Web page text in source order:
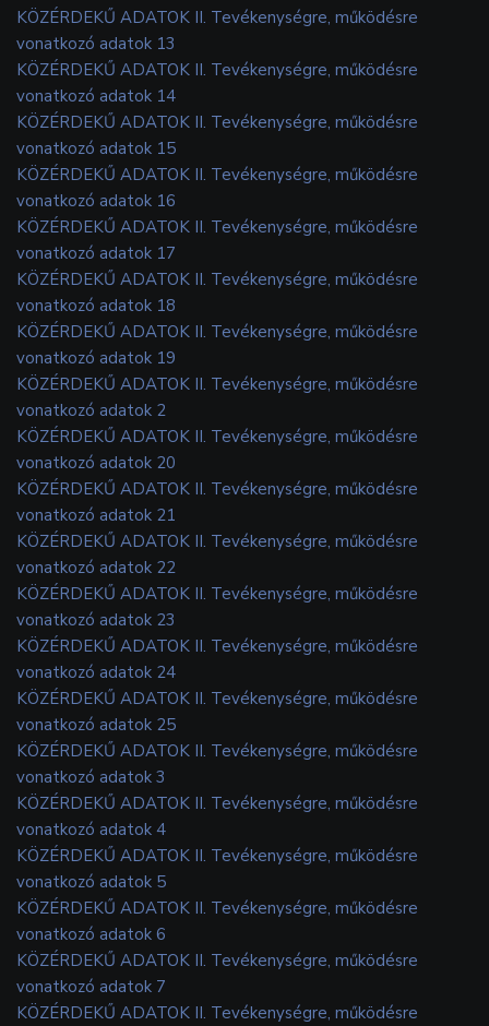
KÖZÉRDEKŰ ADATOK II. Tevékenységre, működésre
vonatkozó adatok 13
KÖZÉRDEKŰ ADATOK II. Tevékenységre, működésre
vonatkozó adatok 14
KÖZÉRDEKŰ ADATOK II. Tevékenységre, működésre
vonatkozó adatok 15
KÖZÉRDEKŰ ADATOK II. Tevékenységre, működésre
vonatkozó adatok 16
KÖZÉRDEKŰ ADATOK II. Tevékenységre, működésre
vonatkozó adatok 17
KÖZÉRDEKŰ ADATOK II. Tevékenységre, működésre
vonatkozó adatok 18
KÖZÉRDEKŰ ADATOK II. Tevékenységre, működésre
vonatkozó adatok 19
KÖZÉRDEKŰ ADATOK II. Tevékenységre, működésre
vonatkozó adatok 2
KÖZÉRDEKŰ ADATOK II. Tevékenységre, működésre
vonatkozó adatok 20
KÖZÉRDEKŰ ADATOK II. Tevékenységre, működésre
vonatkozó adatok 21
KÖZÉRDEKŰ ADATOK II. Tevékenységre, működésre
vonatkozó adatok 22
KÖZÉRDEKŰ ADATOK II. Tevékenységre, működésre
vonatkozó adatok 23
KÖZÉRDEKŰ ADATOK II. Tevékenységre, működésre
vonatkozó adatok 24
KÖZÉRDEKŰ ADATOK II. Tevékenységre, működésre
vonatkozó adatok 25
KÖZÉRDEKŰ ADATOK II. Tevékenységre, működésre
vonatkozó adatok 3
KÖZÉRDEKŰ ADATOK II. Tevékenységre, működésre
vonatkozó adatok 4
KÖZÉRDEKŰ ADATOK II. Tevékenységre, működésre
vonatkozó adatok 5
KÖZÉRDEKŰ ADATOK II. Tevékenységre, működésre
vonatkozó adatok 6
KÖZÉRDEKŰ ADATOK II. Tevékenységre, működésre
vonatkozó adatok 7
KÖZÉRDEKŰ ADATOK II. Tevékenységre, működésre